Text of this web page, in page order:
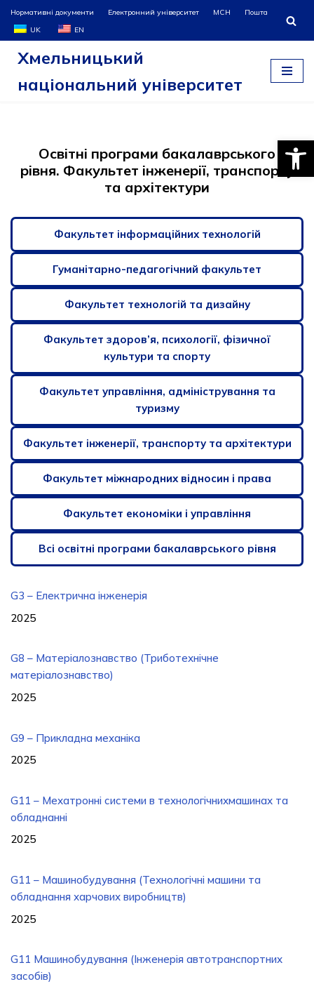
Перейти
до
Нормативні документи Електронний університет МСН
Пошта
UK
EN
Хмельницький
національний університет
Освітні програми бакалаврського
рівня. Факультет інженерії, транспорту
та архітектури
Факультет інформаційних технологій
Гуманітарно-педагогічний факультет
Факультет технологій та дизайну
Факультет здоров’я, психології, фізичної
культури та спорту
Факультет управління, адміністрування та
туризму
Факультет інженерії, транспорту та архітектури
Факультет міжнародних відносин і права
Факультет економіки і управління
Всі освітні програми бакалаврського рівня
G3 – Електрична інженерія
2025
G8 – Матеріалознавство (Триботехнічне
матеріалознавство)
2025
G9 – Прикладна механіка
2025
G11 – Мехатронні системи в технологічнихмашинах та
обладнанні
2025
G11 – Машинобудування (Технологічні машини та
обладнання харчових виробництв)
2025
G11 Машинобудування (Інженерія автотранспортних
засобів)